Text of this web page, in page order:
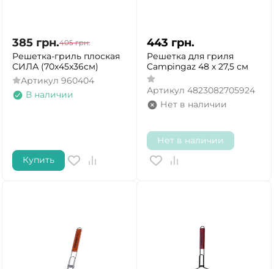
385 грн.405 грн.
Решетка-гриль плоская
СИЛА (70x45x36см)
Артикул 960404
В наличии
Купить
443 грн.
Решетка для гриля
Campingaz 48 х 27,5 см
Артикул 4823082705924
Нет в наличии
Нет в наличии